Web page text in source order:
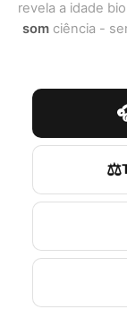
revela a idade
somciência -
⚖️